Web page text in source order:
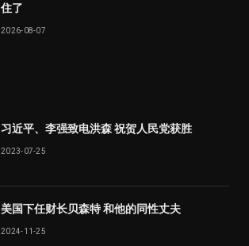
住了
2026-08-07
习近平、李强致电洪森 祝贺人民党获胜
2023-07-25
美国下任财长贝森特 和他的同性丈夫
2024-11-25